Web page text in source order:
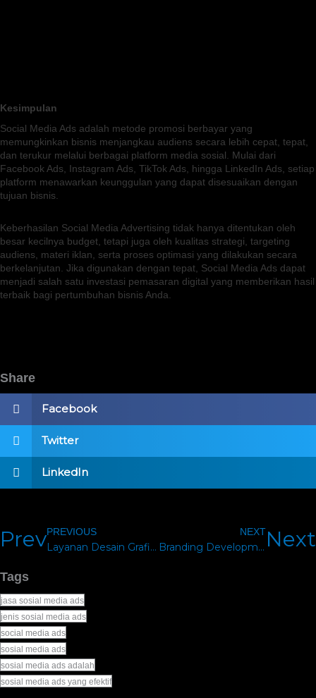
Kesimpulan
Social Media Ads adalah metode promosi berbayar yang
memungkinkan bisnis menjangkau audiens secara lebih cepat, tepat,
dan terukur melalui berbagai platform media sosial. Mulai dari
Facebook Ads, Instagram Ads, TikTok Ads, hingga LinkedIn Ads, setiap
platform menawarkan keunggulan yang dapat disesuaikan dengan
tujuan bisnis.
Keberhasilan Social Media Advertising tidak hanya ditentukan oleh
besar kecilnya budget, tetapi juga oleh kualitas strategi, targeting
audiens, materi iklan, serta proses optimasi yang dilakukan secara
berkelanjutan. Jika digunakan dengan tepat, Social Media Ads dapat
menjadi salah satu investasi pemasaran digital yang memberikan hasil
terbaik bagi pertumbuhan bisnis Anda.
Share
Facebook
Twitter
LinkedIn
PrevPREVIOUS
Layanan Desain Grafis Di Jakarta Harga Pemula
NEXT
Branding Development: Cara Membangun Brand yang Kuat dari Nol hingga Dikenal Banyak Orang Next
Tags
jasa sosial media ads
jenis sosial media ads
social media ads
sosial media ads
sosial media ads adalah
sosial media ads yang efektif